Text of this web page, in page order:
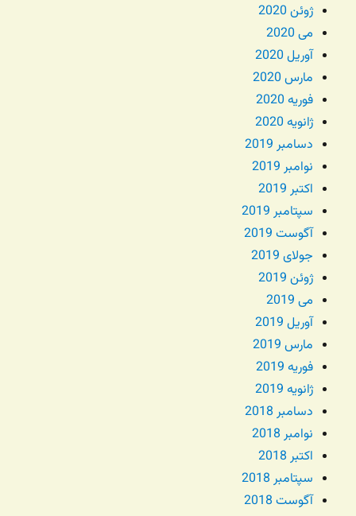
ژوئن 2020
می 2020
آوریل 2020
مارس 2020
فوریه 2020
ژانویه 2020
دسامبر 2019
نوامبر 2019
اکتبر 2019
سپتامبر 2019
آگوست 2019
جولای 2019
ژوئن 2019
می 2019
آوریل 2019
مارس 2019
فوریه 2019
ژانویه 2019
دسامبر 2018
نوامبر 2018
اکتبر 2018
سپتامبر 2018
آگوست 2018